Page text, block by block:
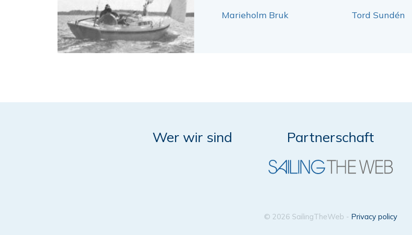
Marieholm Bruk Tord Sundén
Wer wir sind Partnerschaft
© 2026 SailingTheWeb - Privacy policy